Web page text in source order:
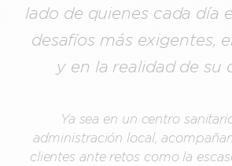
lado de quienes cada día
desafíos más exigentes,
y en la realidad de su
Ya sea en un centro
administración local,
clientes ante retos como la